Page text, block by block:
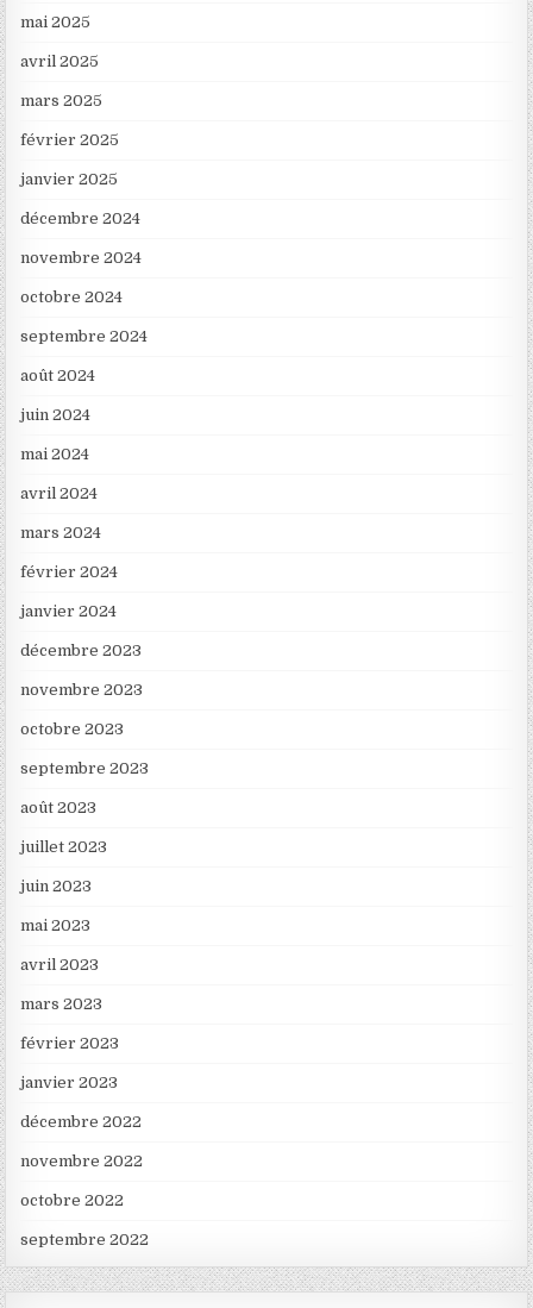
mai 2025
avril 2025
mars 2025
février 2025
janvier 2025
décembre 2024
novembre 2024
octobre 2024
septembre 2024
août 2024
juin 2024
mai 2024
avril 2024
mars 2024
février 2024
janvier 2024
décembre 2023
novembre 2023
octobre 2023
septembre 2023
août 2023
juillet 2023
juin 2023
mai 2023
avril 2023
mars 2023
février 2023
janvier 2023
décembre 2022
novembre 2022
octobre 2022
septembre 2022